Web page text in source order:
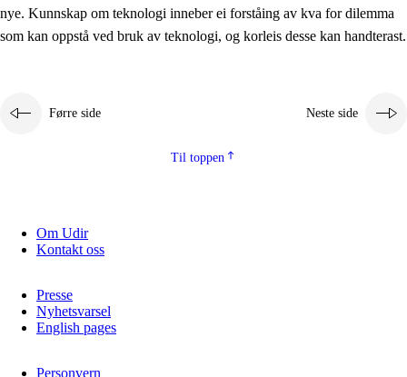
2.5.3 Berekraftig utvikling
nye. Kunnskap om teknologi inneber ei forståing av kva for dilemma
som kan oppstå ved bruk av teknologi, og korleis desse kan handterast.
Førre side Neste side
Til toppen
Om Udir
Kontakt oss
Presse
Nyhetsvarsel
English pages
Personvern